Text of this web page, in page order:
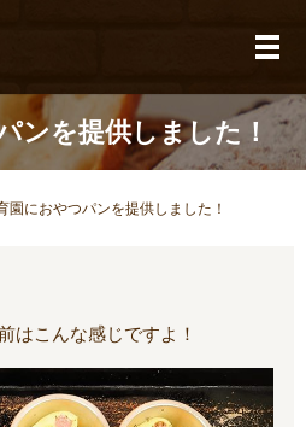
メ
ンを提供しました！
園におやつパンを提供しました！
はこんな感じですよ！